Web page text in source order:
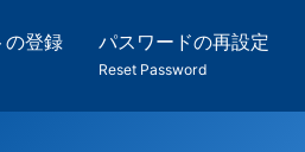
の登録 パスワードの再設定
Reset Password